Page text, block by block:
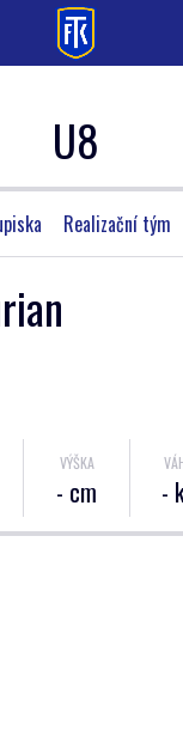
U8
Realizační tým
VÝŠKA
- cm -